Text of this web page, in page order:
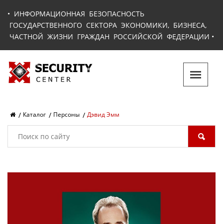
• ИНФОРМАЦИОННАЯ БЕЗОПАСНОСТЬ
ГОСУДАРСТВЕННОГО СЕКТОРА ЭКОНОМИКИ, БИЗНЕСА,
ЧАСТНОЙ ЖИЗНИ ГРАЖДАН РОССИЙСКОЙ ФЕДЕРАЦИИ •
Каталог Персоны Дэвид Эмм